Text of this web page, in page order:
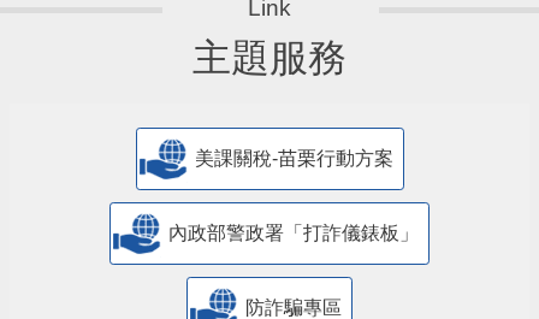
主題服務
美課關稅-苗栗行動方案
內政部警政署「打詐儀錶板」
防詐騙專區